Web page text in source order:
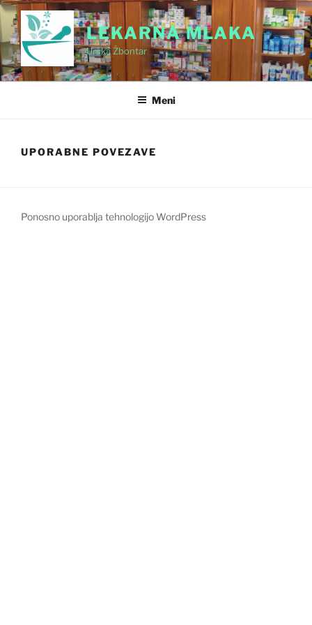
Skoči
na
vsebino
LEKARNA MLAKA
Urška Žbontar
Meni
UPORABNE POVEZAVE
Ponosno uporablja tehnologijo WordPress